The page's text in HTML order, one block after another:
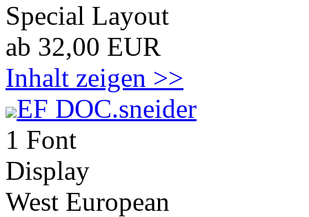
Special Layout
ab 32,00 EUR
Inhalt zeigen >>
EF DOC.sneider
1 Font
Display
West European